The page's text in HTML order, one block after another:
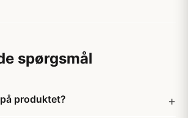
spørgsmål
produktet?